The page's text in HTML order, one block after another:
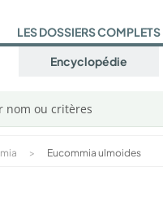
LES DOSSIERS COMPLETS
Encyclopédie
nom ou critères
> Eucommia ulmoides